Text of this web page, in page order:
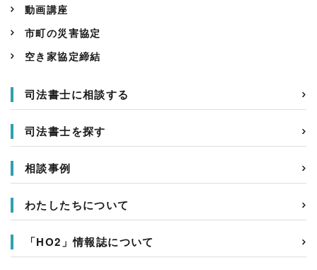
動画講座
市町の災害協定
空き家協定締結
司法書士に相談する
司法書士を探す
相談事例
わたしたちについて
「HO2」情報誌について